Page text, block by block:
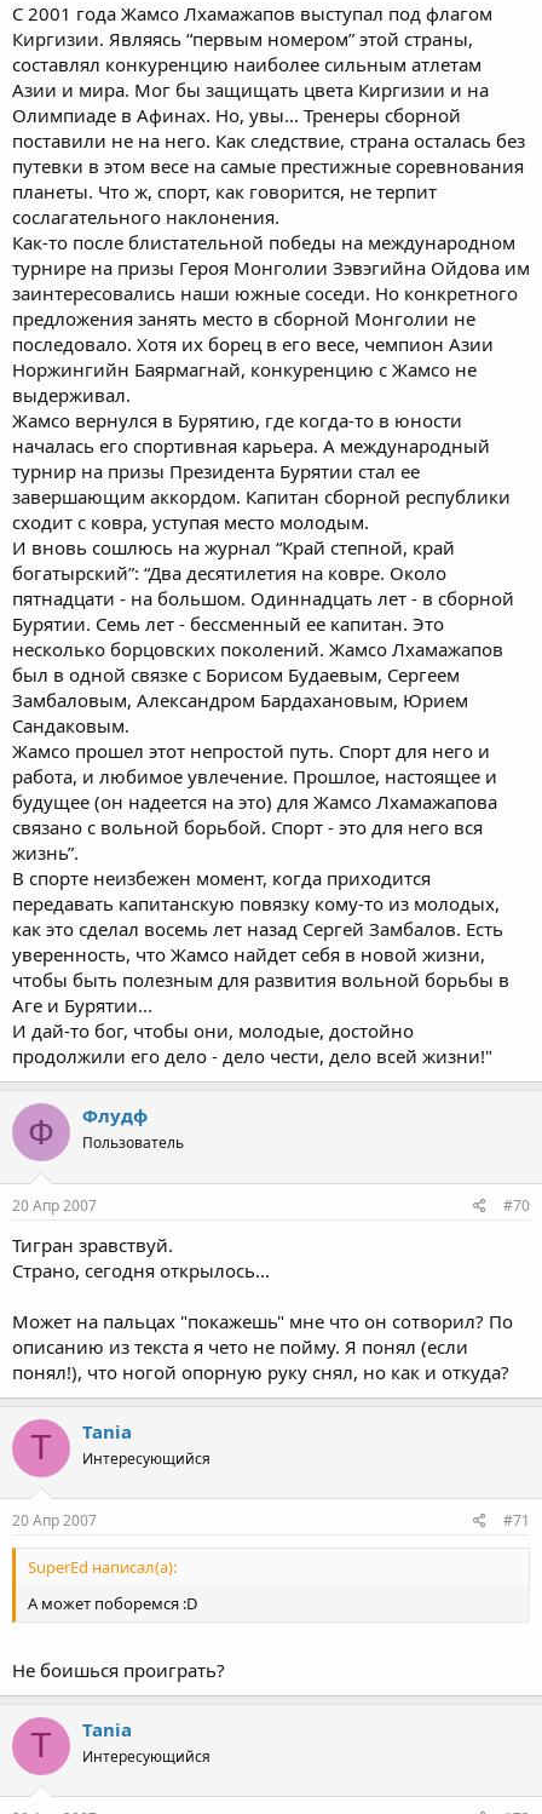
С 2001 года Жамсо Лхамажапов выступал под флагом
Киргизии. Являясь “первым номером” этой страны,
составлял конкуренцию наиболее сильным атлетам
Азии и мира. Мог бы защищать цвета Киргизии и на
Олимпиаде в Афинах. Но, увы... Тренеры сборной
поставили не на него. Как следствие, страна осталась без
путевки в этом весе на самые престижные соревнования
планеты. Что ж, спорт, как говорится, не терпит
сослагательного наклонения.
Как-то после блистательной победы на международном
турнире на призы Героя Монголии Зэвэгийна Ойдова им
заинтересовались наши южные соседи. Но конкретного
предложения занять место в сборной Монголии не
последовало. Хотя их борец в его весе, чемпион Азии
Норжингийн Баярмагнай, конкуренцию с Жамсо не
выдерживал.
Жамсо вернулся в Бурятию, где когда-то в юности
началась его спортивная карьера. А международный
турнир на призы Президента Бурятии стал ее
завершающим аккордом. Капитан сборной республики
сходит с ковра, уступая место молодым.
И вновь сошлюсь на журнал “Край степной, край
богатырский”: “Два десятилетия на ковре. Около
пятнадцати - на большом. Одиннадцать лет - в сборной
Бурятии. Семь лет - бессменный ее капитан. Это
несколько борцовских поколений. Жамсо Лхамажапов
был в одной связке с Борисом Будаевым, Сергеем
Замбаловым, Александром Бардахановым, Юрием
Сандаковым.
Жамсо прошел этот непростой путь. Спорт для него и
работа, и любимое увлечение. Прошлое, настоящее и
будущее (он надеется на это) для Жамсо Лхамажапова
связано с вольной борьбой. Спорт - это для него вся
жизнь”.
В спорте неизбежен момент, когда приходится
передавать капитанскую повязку кому-то из молодых,
как это сделал восемь лет назад Сергей Замбалов. Есть
уверенность, что Жамсо найдет себя в новой жизни,
чтобы быть полезным для развития вольной борьбы в
Аге и Бурятии...
И дай-то бог, чтобы они, молодые, достойно
продолжили его дело - дело чести, дело всей жизни!"
Ф Флудф
Пользователь
20 Апр 2007 #70
Тигран зравствуй.
Страно, сегодня открылось...
Может на пальцах "покажешь" мне что он сотворил? По
описанию из текста я чето не пойму. Я понял (если
понял!), что ногой опорную руку снял, но как и откуда?
T Tania
Интересующийся
20 Апр 2007 #71
SuperEd написал(а):
А может поборемся :D
Не боишься проиграть?
T Tania
Интересующийся